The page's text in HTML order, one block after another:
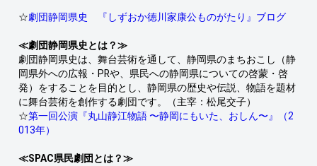
☆劇団静岡県史 『しずおか徳川家康公ものがたり』ブログ
≪劇団静岡県史とは？≫
劇団静岡県史は、舞台芸術を通して、静岡県のまちおこし（静
岡県外への広報・PRや、県民への静岡県についての啓蒙・啓
発）をすることを目的とし、静岡県の歴史や伝説、物語を題材
に舞台芸術を創作する劇団です。（主宰：松尾交子）
☆第一回公演『丸山静江物語 〜静岡にもいた、おしん〜』（2
013年）
≪SPAC県民劇団とは？≫